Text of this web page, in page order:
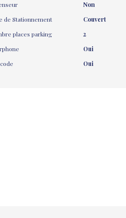
Non
de Stationnement
Couvert
places parking
2
Oui
Oui